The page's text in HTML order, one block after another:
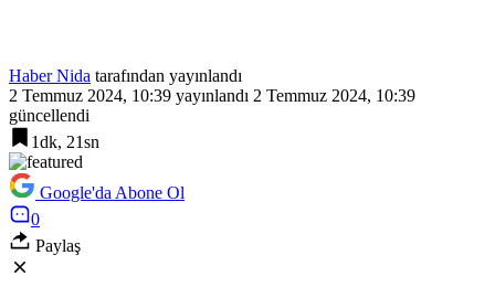
Haber Nida tarafından yayınlandı
2 Temmuz 2024, 10:39 yayınlandı 2 Temmuz 2024, 10:39
güncellendi
1dk, 21sn
Google'da Abone Ol
0
Paylaş